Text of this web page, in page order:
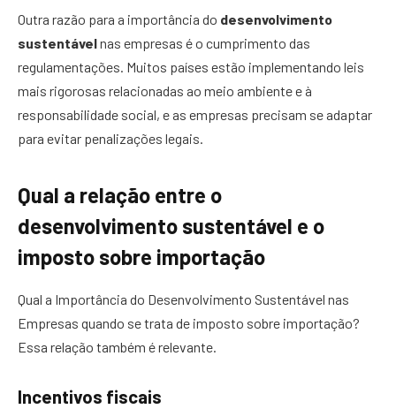
Outra razão para a importância do desenvolvimento
sustentávelnas empresas é o cumprimento das
regulamentações. Muitos países estão implementando leis
mais rigorosas relacionadas ao meio ambiente e à
responsabilidade social, e as empresas precisam se adaptar
para evitar penalizações legais.
Qual a relação entre o
desenvolvimento sustentável e o
imposto sobre importação
Qual a Importância do Desenvolvimento Sustentável nas
Empresas quando se trata de imposto sobre importação?
Essa relação também é relevante.
Incentivos fiscais